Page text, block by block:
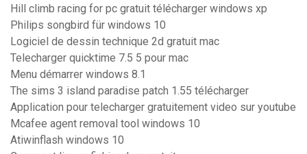
Hill climb racing for pc gratuit télécharger windows xp
Philips songbird für windows 10
Logiciel de dessin technique 2d gratuit mac
Telecharger quicktime 7.5 5 pour mac
Menu démarrer windows 8.1
The sims 3 island paradise patch 1.55 télécharger
Application pour telecharger gratuitement video sur youtube
Mcafee agent removal tool windows 10
Atiwinflash windows 10